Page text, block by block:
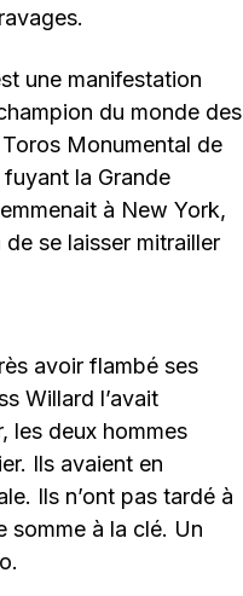
une manifestation
du monde des
Monumental de
fuyant la Grande
à New York,
se laisser mitrailler
avoir flambé ses
Willard l’avait
les deux hommes
Ils avaient en
Ils n’ont pas tardé à
somme à la clé. Un